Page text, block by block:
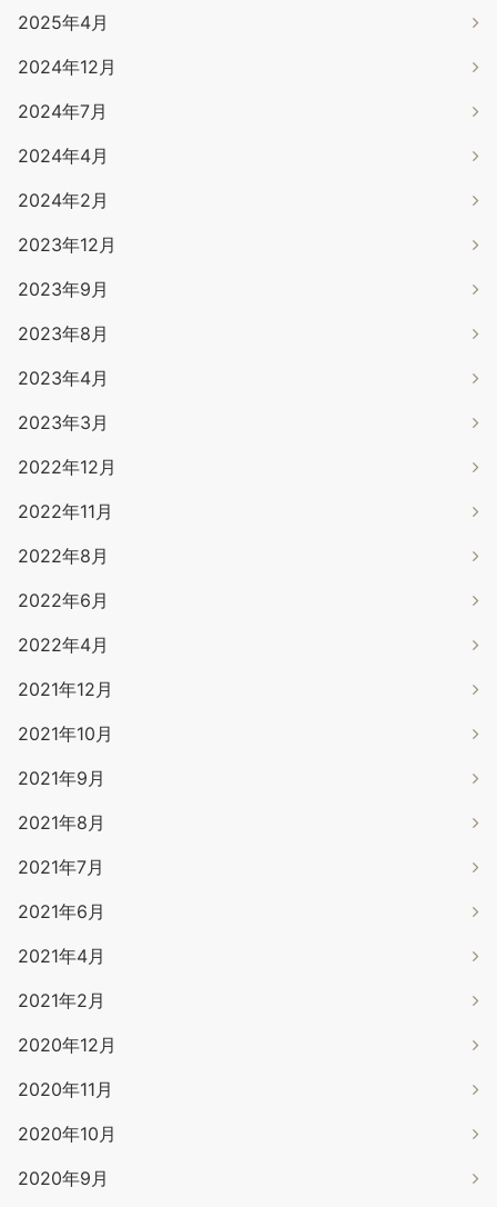
2025年4月
2024年12月
2024年7月
2024年4月
2024年2月
2023年12月
2023年9月
2023年8月
2023年4月
2023年3月
2022年12月
2022年11月
2022年8月
2022年6月
2022年4月
2021年12月
2021年10月
2021年9月
2021年8月
2021年7月
2021年6月
2021年4月
2021年2月
2020年12月
2020年11月
2020年10月
2020年9月